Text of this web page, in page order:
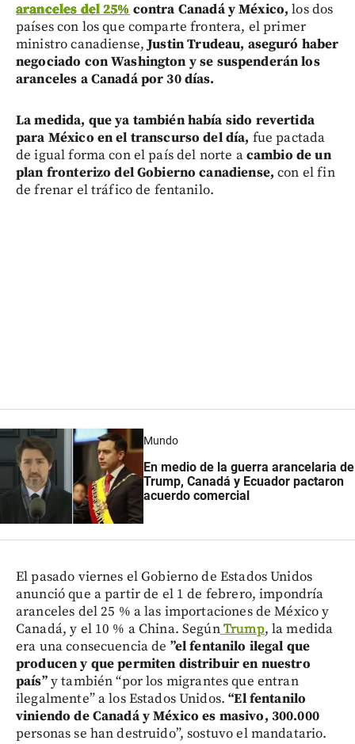
aranceles del 25% contra Canadá y México, los dos
países con los que comparte frontera, el primer
ministro canadiense,Justin Trudeau, aseguró haber
negociado con Washington y se suspenderán los
aranceles a Canadá por 30 días.
La medida, que ya también había sido revertida
para México en el transcurso del día, fue pactada
de igual forma con el país del norte acambio de un
plan fronterizo del Gobierno canadiense, con el fin
de frenar el tráfico de fentanilo.
Mundo
En medio de la guerra arancelaria de
Trump, Canadá y Ecuador pactaron
acuerdo comercial
El pasado viernes el Gobierno de Estados Unidos
anunció que a partir de el 1 de febrero, impondría
aranceles del 25 % a las importaciones de México y
Canadá, y el 10 % a China. SegúnTrump, la medida
era una consecuencia de ”el fentanilo ilegal que
producen y que permiten distribuir en nuestro
país”y también “por los migrantes que entran
ilegalmente” a los Estados Unidos.“El fentanilo
viniendo de Canadá y México es masivo, 300.000
personas se han destruido”, sostuvo el mandatario.